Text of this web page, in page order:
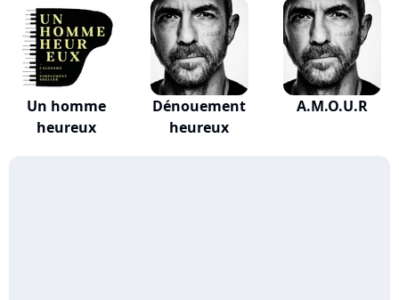
Un homme
heureux
Dénouement
heureux
A.M.O.U.R